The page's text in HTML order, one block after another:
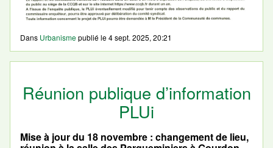
Dans Urbanismepublié le4 sept. 2025, 20:21
Réunion publique d’information
PLUi
Mise à jour du 18 novembre : changement de lieu,